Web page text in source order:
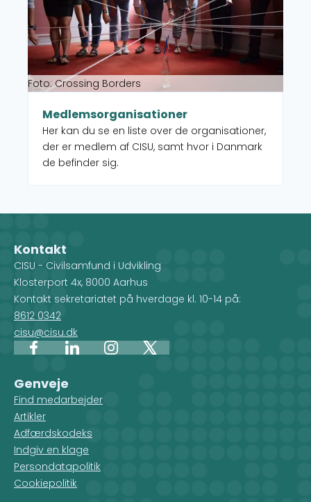
Foto: Crossing Borders
Medlemsorganisationer
Her kan du se en liste over de organisationer,
der er medlem af CISU, samt hvor i Danmark
de befinder sig.
Kontakt
CISU - Civilsamfund i Udvikling
Klosterport 4x, 8000 Aarhus
Kontakt sekretariatet på hverdage kl. 10-14 på:
8612 0342
cisu@cisu.dk
FacebookLinkedInInstagram
X
Genveje
Find medarbejder
Artikler
Adfærdskodeks
Indgiv en klage
Persondatapolitik
Cookiepolitik